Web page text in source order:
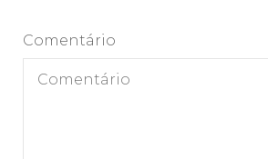
Comentário